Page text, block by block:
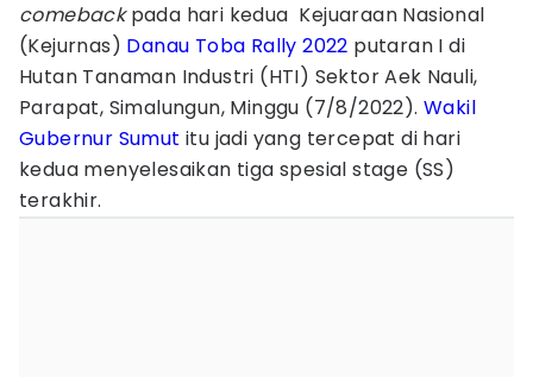
comebackpada hari kedua Kejuaraan Nasional
(Kejurnas) Danau Toba Rally 2022 putaran I di
Hutan Tanaman Industri (HTI) Sektor Aek Nauli,
Parapat, Simalungun, Minggu (7/8/2022). Wakil
Gubernur Sumut itu jadi yang tercepat di hari
kedua menyelesaikan tiga spesial stage (SS)
terakhir.